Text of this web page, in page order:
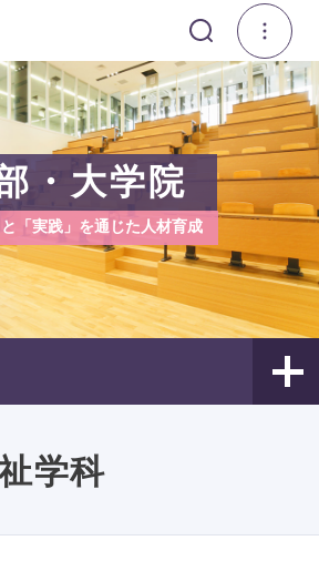
・大学院
と「実践」を通じた人材育成
学科